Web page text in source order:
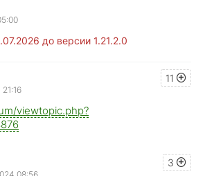
до версии 1.21.2.0
11
viewtopic.php?
3